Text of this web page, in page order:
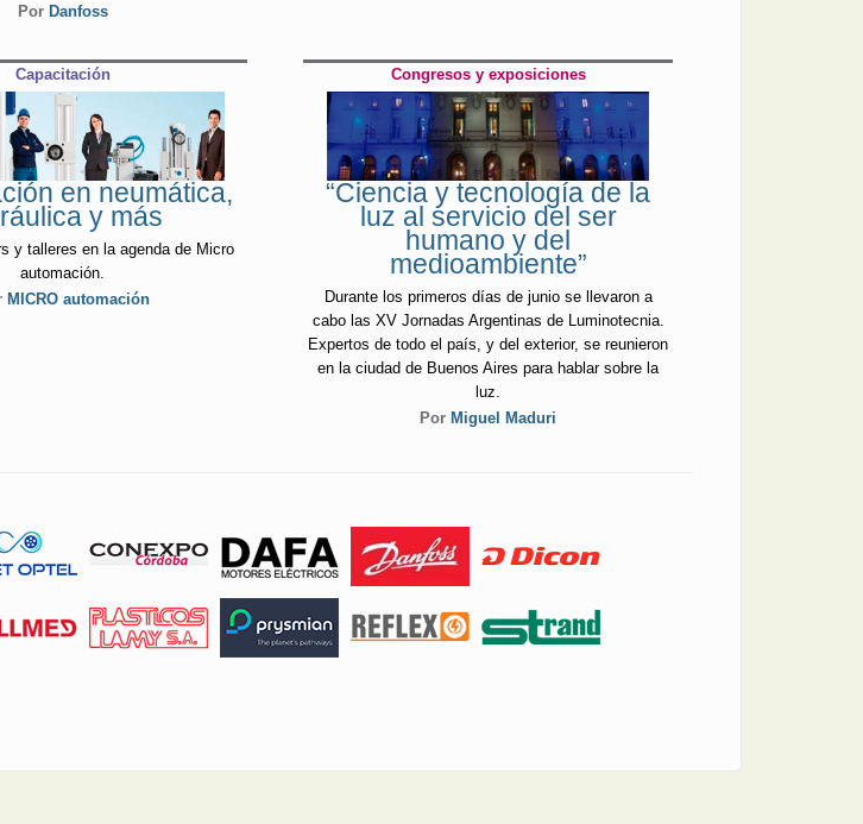
Por Danfoss
Capacitación
en neumática,
y más
y talleres en la agenda de Micro
automación.
MICRO automación
Congresos y exposiciones
“Ciencia y tecnología de la
luz al servicio del ser
humano y del
medioambiente”
Durante los primeros días de junio se llevaron a
cabo las XV Jornadas Argentinas de Luminotecnia.
Expertos de todo el país, y del exterior, se reunieron
en la ciudad de Buenos Aires para hablar sobre la
luz.
Por Miguel Maduri